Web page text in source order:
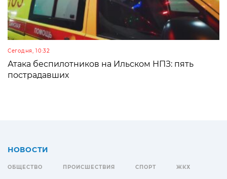
Сегодня, 10:32
Атака беспилотников на Ильском НПЗ: пять
пострадавших
НОВОСТИ
ОБЩЕСТВО ПРОИСШЕСТВИЯ СПОРТ ЖКХ